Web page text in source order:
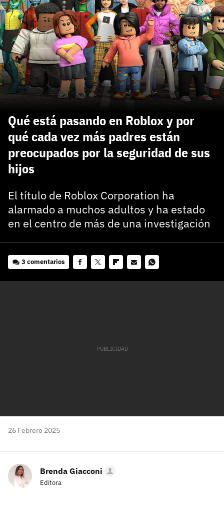
Qué está pasando en Roblox y por
qué cada vez más padres están
preocupados por la seguridad de sus
hijos
El título de Roblox Corporation ha
alarmado a muchos adultos y ha estado
en el centro de más de una investigación
3 comentarios
26 Febrero 2025
Brenda Giacconi
Editora
¿Todavía no tienes cuenta?
Regístrate gratis
El inicio de sesión con Facebook ya no está
disponible, pero puedes seguir usando tu cuenta
de 3DJuegos:
Recupera tu acceso con Facebook
carácter inicial), pero no mayúsculas, espacios, tildes
o caracteres especiales.
He leído y acepto lapolitica de privacidad y
de participación
Registrarse en 3DJuegos
Entra con Google
¿Ya tienes cuenta?
Entra en 3DJuegos